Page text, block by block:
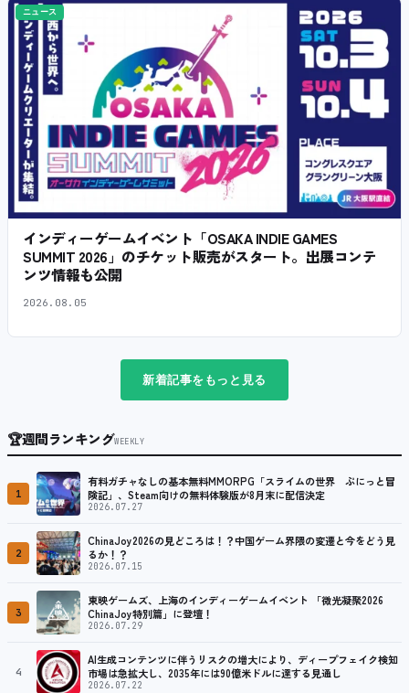
ニュース
インディーゲームイベント「OSAKA INDIE GAMES
SUMMIT 2026」のチケット販売がスタート。出展コンテ
ンツ情報も公開
2026.08.05
新着記事をもっと見る
🏆週間ランキングWEEKLY
1
有料ガチャなしの基本無料MMORPG「スライムの世界 ぷにっと冒
険記」、Steam向けの無料体験版が8月末に配信決定
2026.07.27
2
ChinaJoy2026の見どころは！？中国ゲーム界隈の変遷と今をどう見
るか！？
2026.07.15
3
東映ゲームズ、上海のインディーゲームイベント 「微光凝聚2026
ChinaJoy特別篇」に登壇！
2026.07.29
4
AI生成コンテンツに伴うリスクの増大により、ディープフェイク検知
市場は急拡大し、2035年には90億米ドルに達する見通し
2026.07.22